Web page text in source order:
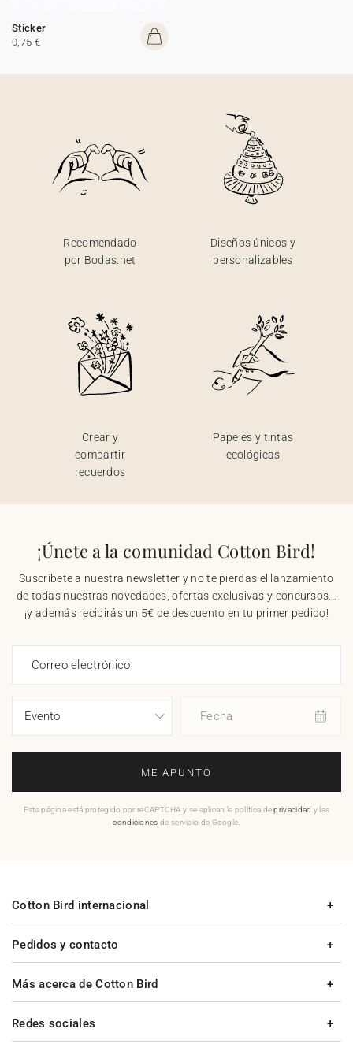
Sticker
0,75 €
Recomendado
por Bodas.net
Diseños únicos y
personalizables
Crear y
compartir
recuerdos
Papeles y tintas
ecológicas
¡Únete a la comunidad Cotton Bird!
Suscríbete a nuestra newsletter y no te pierdas el lanzamiento
de todas nuestras novedades, ofertas exclusivas y concursos...
¡y además recibirás un 5€ de descuento en tu primer pedido!
Correo electrónico
Fecha
ME APUNTO
Esta página está protegido por reCAPTCHA y se aplican la política deprivacidad y las
condiciones de servicio de Google.
Pedidos y contacto
Más acerca de Cotton Bird
Cotton Bird internacional
Redes sociales